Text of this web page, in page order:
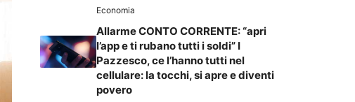
Economia
Allarme CONTO CORRENTE: “apri
l’app e ti rubano tutti i soldi” I
Pazzesco, ce l’hanno tutti nel
cellulare: la tocchi, si apre e diventi
povero